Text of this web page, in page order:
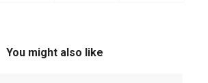
You might also like